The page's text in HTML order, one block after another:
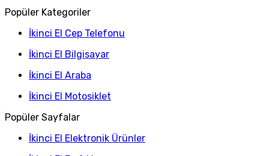
Popüler Kategoriler
İkinci El Cep Telefonu
İkinci El Bilgisayar
İkinci El Araba
İkinci El Motosiklet
Popüler Sayfalar
İkinci El Elektronik Ürünler